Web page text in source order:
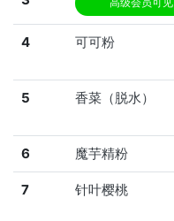
4 可可粉
5 香菜（脱水）
6 魔芋精粉
7 针叶樱桃